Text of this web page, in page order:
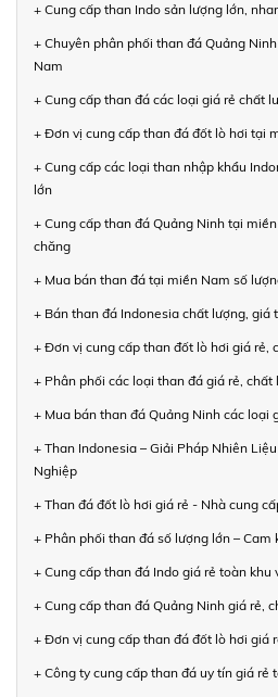
+ Cung cấp than Indo sản lượng lớn,
+ Chuyên phân phối than đá Quảng
Nam
+ Cung cấp than đá các loại giá rẻ chất
+ Đơn vị cung cấp than đá đốt lò hơi tại
+ Cung cấp các loại than nhập khẩu
lớn
+ Cung cấp than đá Quảng Ninh tại
chăng
+ Mua bán than đá tại miền Nam số
+ Bán than đá Indonesia chất lượng, giá
+ Đơn vị cung cấp than đốt lò hơi giá rẻ,
+ Phân phối các loại than đá giá rẻ,
+ Mua bán than đá Quảng Ninh các loại
+ Than Indonesia – Giải Pháp Nhiên
Nghiệp
+ Than đá đốt lò hơi giá rẻ - Nhà cung
+ Phân phối than đá số lượng lớn –
+ Cung cấp than đá Indo giá rẻ toàn khu
+ Cung cấp than đá Quảng Ninh giá rẻ,
+ Đơn vị cung cấp than đá đốt lò hơi giá
+ Công ty cung cấp than đá uy tín giá rẻ